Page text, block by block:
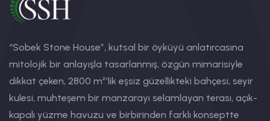
“Sobek Stone House”, kutsal bir öyküyü anlatırcasına
mitolojik bir anlayışla tasarlanmış, özgün mimarisiyle
dikkat çeken, 2800 m²’lik eşsiz güzellikteki bahçesi, seyir
kulesi, muhteşem bir manzarayı selamlayan terası, açık-
kapalı yüzme havuzu ve birbirinden farklı konseptte